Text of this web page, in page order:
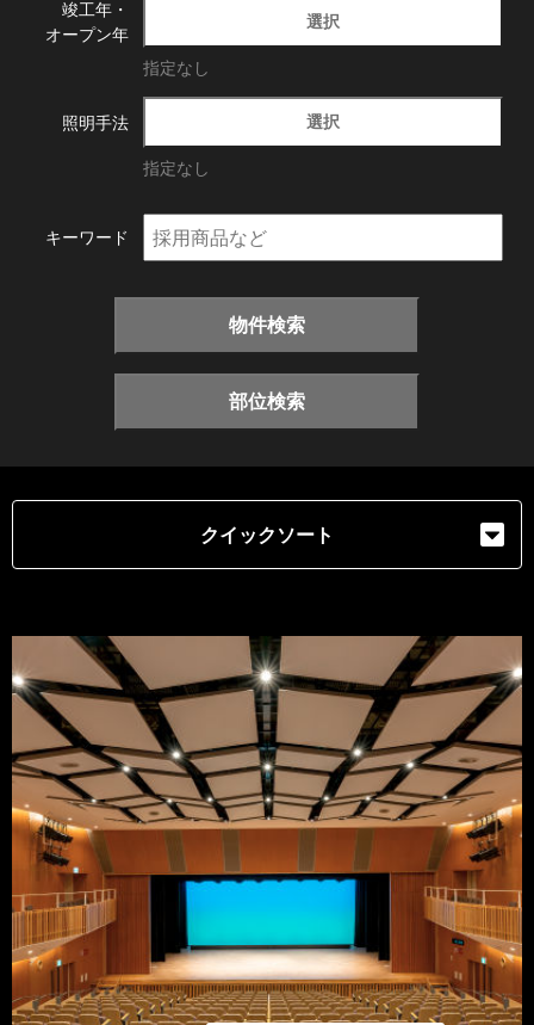
竣工年・
オープン年
選択
指定なし
照明手法 選択
指定なし
キーワード
物件検索
部位検索
クイックソート